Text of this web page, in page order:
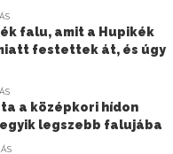
falu, amit a Hupikék
festettek át, és úgy
a középkori hídon
legszebb falujába